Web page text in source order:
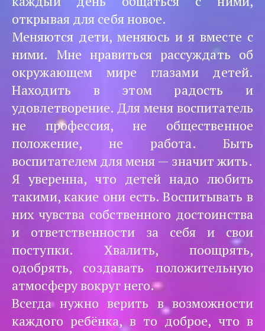
открывая для себя новое.
Меняются дети, меняюсь и я вместе с
ними. Мне нравиться рассуждать об
окружающем мире глазами детей.
Находить в этом радость и
удовлетворение. Для меня воспитатель
не профессия, не общественное
положение, не работа. Быть
воспитателем для меня — значит жить.
Я уверенна, что детей надо любить
такими, какие они есть. Воспитывать в
них чувства собственного достоинства
и ответственности за себя и свои
поступки. Хвалить, поощрять,
одобрять, создавать положительную
атмосферу вокруг него.
Всегда нужно верить в возможности
каждого ребёнка, в то доброе, что в